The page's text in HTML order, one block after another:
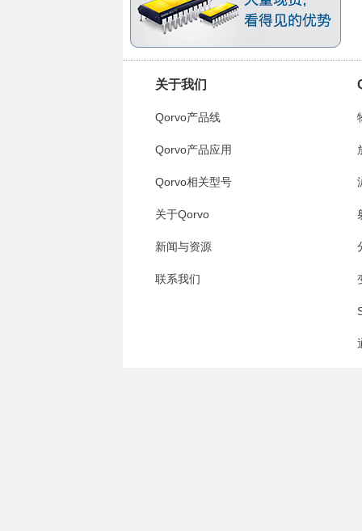
关于我们
Qorvo产品线
Qorvo产品应用
Qorvo相关型号
关于Qorvo
新闻与资源
联系我们